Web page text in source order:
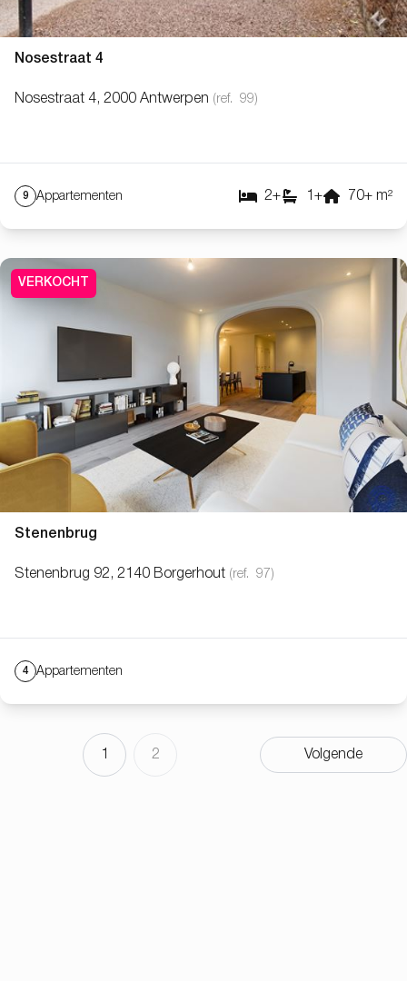
Nosestraat 4
Nosestraat 4, 2000 Antwerpen (ref. 99)
9 Appartementen 2+ + 70+ m²
VERKOCHT
Stenenbrug
Stenenbrug 92, 2140 Borgerhout (ref. 97 )
4 Appartementen
2 Volgende